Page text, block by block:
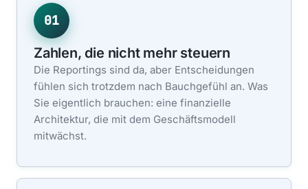
01
Zahlen, die nicht mehr steuern
Die Reportings sind da, aber Entscheidungen
fühlen sich trotzdem nach Bauchgefühl an. Was
Sie eigentlich brauchen: eine finanzielle
Architektur, die mit dem Geschäftsmodell
mitwächst.